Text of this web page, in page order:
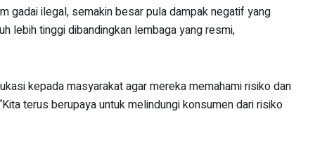
gadai ilegal, semakin besar pula dampak negatif yang
lebih tinggi dibandingkan lembaga yang resmi,
kepada masyarakat agar mereka memahami risiko dan
terus berupaya untuk melindungi konsumen dari risiko